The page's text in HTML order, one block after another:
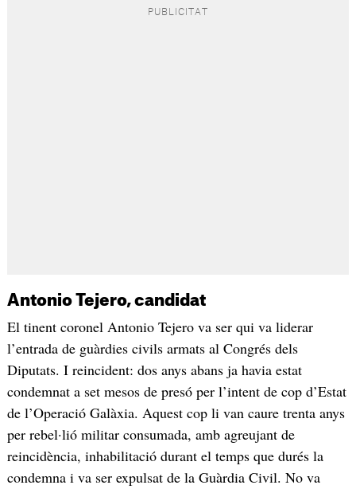
Antonio Tejero, candidat
El tinent coronel Antonio Tejero va ser qui va liderar
l’entrada de guàrdies civils armats al Congrés dels
Diputats. I reincident: dos anys abans ja havia estat
condemnat a set mesos de presó per l’intent de cop d’Estat
de l’Operació Galàxia. Aquest cop li van caure trenta anys
per rebel·lió militar consumada, amb agreujant de
reincidència, inhabilitació durant el temps que durés la
condemna i va ser expulsat de la Guàrdia Civil. No va